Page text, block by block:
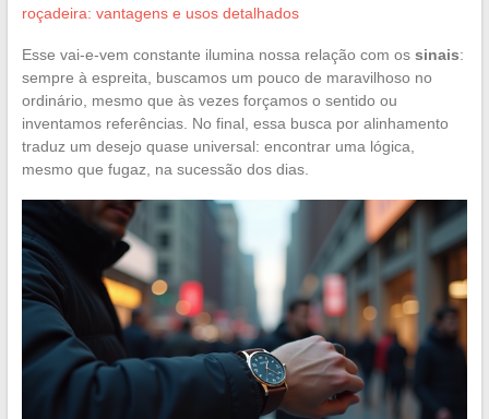
roçadeira: vantagens e usos detalhados
Esse vai-e-vem constante ilumina nossa relação com os sinais:
sempre à espreita, buscamos um pouco de maravilhoso no
ordinário, mesmo que às vezes forçamos o sentido ou
inventamos referências. No final, essa busca por alinhamento
traduz um desejo quase universal: encontrar uma lógica,
mesmo que fugaz, na sucessão dos dias.